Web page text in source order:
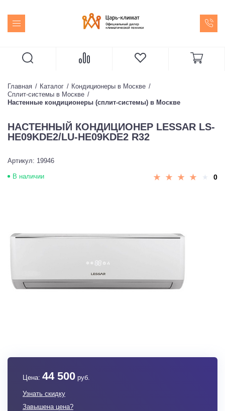
Главная Каталог
Кондиционеры в Москве
Сплит-системы в Москве
Настенные кондиционеры (сплит-системы) в Москве
НАСТЕННЫЙ КОНДИЦИОНЕР LESSAR LS-
HE09KDE2/LU-HE09KDE2 R32
Артикул: 19946
В наличии 0
Цена: 44 500 руб.
Узнать скидку
Завышена цена?